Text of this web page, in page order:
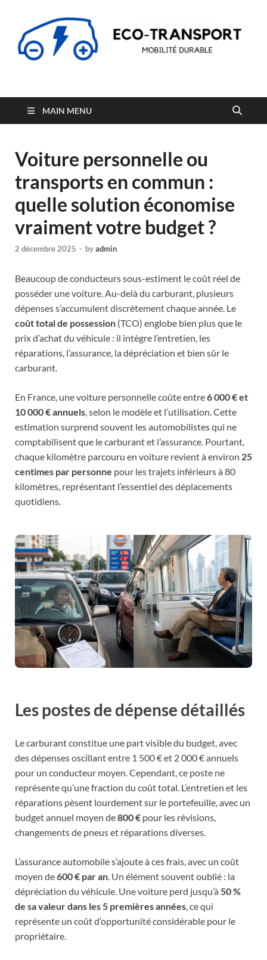
Eco-Transport
MAIN MENU
Voiture personnelle ou
transports en commun :
quelle solution économise
vraiment votre budget ?
2 décembre 2025 - byadmin
Beaucoup de conducteurs sous-estiment le coût réel de
posséder une voiture. Au-delà du carburant, plusieurs
dépenses s’accumulent discrètement chaque année. Le
coût total de possession (TCO) englobe bien plus que le
prix d’achat du véhicule : il intègre l’entretien, les
réparations, l’assurance, la dépréciation et bien sûr le
carburant.
En France, une voiture personnelle coûte entre6 000 € et
10 000 € annuels , selon le modèle et l’utilisation. Cette
estimation surprend souvent les automobilistes qui ne
comptabilisent que le carburant et l’assurance. Pourtant,
chaque kilomètre parcouru en voiture revient à environ 25
centimes par personne pour les trajets inférieurs à 80
kilomètres, représentant l’essentiel des déplacements
quotidiens.
Les postes de dépense détaillés
Le carburant constitue une part visible du budget, avec
des dépenses oscillant entre 1 500 € et 2 000 € annuels
pour un conducteur moyen. Cependant, ce poste ne
représente qu’une fraction du coût total. L’entretien et les
réparations pèsent lourdement sur le portefeuille, avec un
budget annuel moyen de800 € pour les révisions,
changements de pneus et réparations diverses.
L’assurance automobile s’ajoute à ces frais, avec un coût
moyen de600 € par an. Un élément souvent oublié : la
dépréciation du véhicule. Une voiture perd jusqu’à50 %
de sa valeur dans les 5 premières années, ce qui
représente un coût d’opportunité considérable pour le
propriétaire.